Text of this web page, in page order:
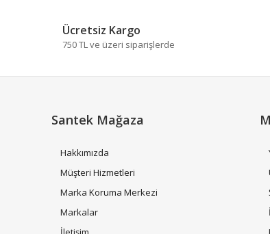
Ürün resmi kalitesiz, bozuk veya
Ürün bilgilerinde hatalar bulunuyor.
Bu ürüne benzer farklı alternatifler olmalı.
Ücretsiz Kargo
750 TL ve üzeri siparişlerde
Santek Mağaza
Hakkımızda
Müşteri Hizmetleri
Marka Koruma Merkezi
Markalar